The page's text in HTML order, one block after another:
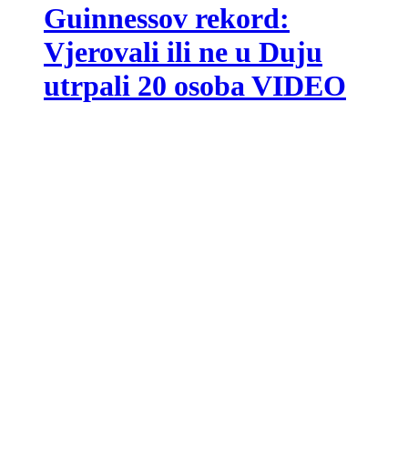
Guinnessov rekord:
Vjerovali ili ne u Duju
utrpali 20 osoba VIDEO